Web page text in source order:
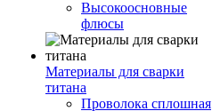
Высокоосновные
флюсы
Материалы для сварки
титана
Проволока сплошная